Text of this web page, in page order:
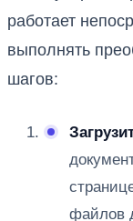
работает
выполнять
шагов:
файлов